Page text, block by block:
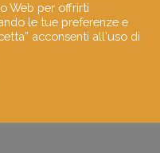
Web per offrirti
le tue preferenze e
acconsenti all'uso di